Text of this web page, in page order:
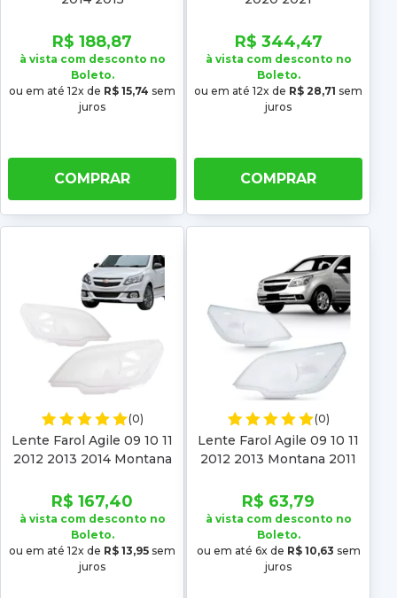
R$ 188,87
à vista com desconto no
Boleto.
ou em até 12x de R$ 15,74 sem
juros
COMPRAR
R$ 344,47
à vista com desconto no
Boleto.
ou em até 12x de R$ 28,71 sem
juros
COMPRAR
(0)
Lente Farol Agile 09 10 11
2012 2013 2014 Montana
2018 2019 2020 2021
R$ 167,40
à vista com desconto no
Boleto.
ou em até 12x de R$ 13,95 sem
juros
(0)
Lente Farol Agile 09 10 11
2012 2013 Montana 2011
2017 2018 2019 2020 2021
R$ 63,79
à vista com desconto no
Boleto.
ou em até 6x de R$ 10,63 sem
juros